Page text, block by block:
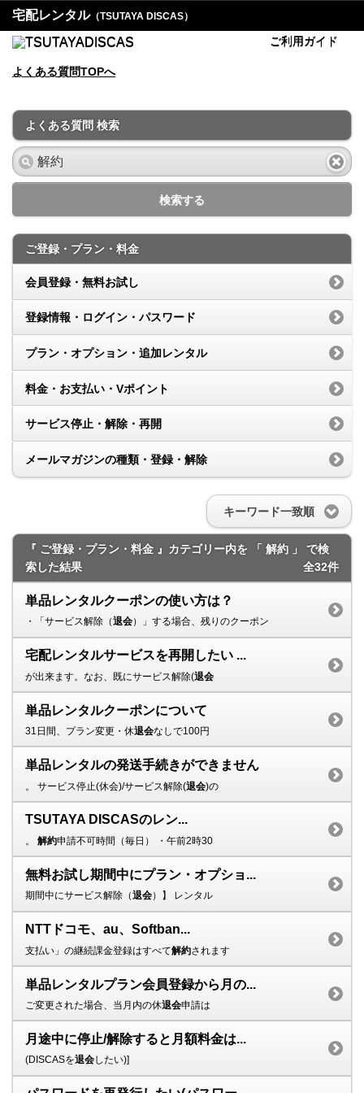
宅配レンタル（TSUTAYA DISCAS）
ご利用ガイド
よくある質問TOPへ
よくある質問 検索
検索する
ご登録・プラン・料金
会員登録・無料お試し
登録情報・ログイン・パスワード
プラン・オプション・追加レンタル
料金・お支払い・Vポイント
サービス停止・解除・再開
メールマガジンの種類・登録・解除
キーワード一致順
『 ご登録・プラン・料金 』カテゴリー内を 「 解約 」 で検
索した結果
全32件
単品レンタルクーポンの使い方は？
・「サービス解除（退会）」する場合、残りのクーポン
宅配レンタルサービスを再開したい ...
が出来ます。なお、既にサービス解除(退会
単品レンタルクーポンについて
31日間、プラン変更・休退会なしで100円
単品レンタルの発送手続きができません
。 サービス停止(休会)/サービス解除(退会)の
TSUTAYA DISCASのレン...
。 解約申請不可時間（毎日） ・午前2時30
無料お試し期間中にプラン・オプショ...
期間中にサービス解除（退会）】 レンタル
NTTドコモ、au、Softban...
支払い」の継続課金登録はすべて解約されます
単品レンタルプラン会員登録から月の...
ご変更された場合、当月内の休退会申請は
月途中に停止/解除すると月額料金は...
(DISCASを退会したい)]